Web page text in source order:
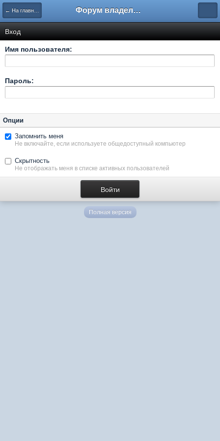
← На главную Форум владельцев интернет-магазинов
Вход
Имя пользователя:
Пароль:
Опции
Запомнить меня
Не включайте, если используете общедоступный компьютер
Скрытность
Не отображать меня в списке активных пользователей
Полная версия